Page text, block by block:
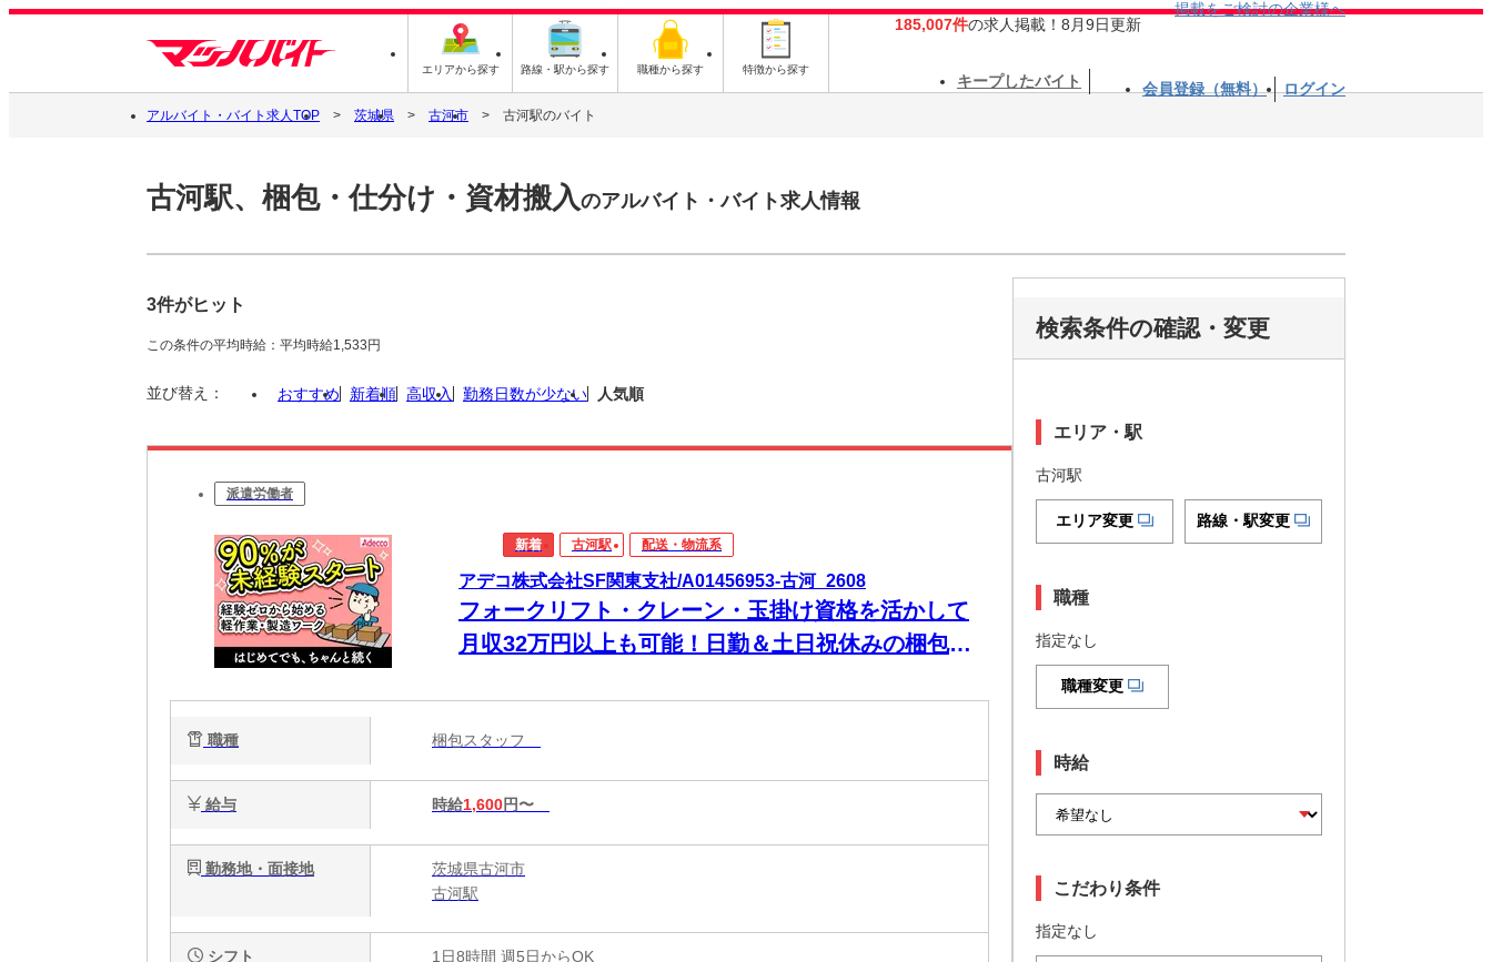
エリアから探す 路線・駅から探す 職種から探す 特徴から探す
185,007件の求人掲載！8月9日更新
掲載をご検討の企業様へ
キープしたバイト 会員登録（無料） ログイン
アルバイト・バイト求人TOP 茨城県 古河市 古河駅のバイト
古河駅、梱包・仕分け・資材搬入のアルバイト・バイト求人情報
3件がヒット
この条件の平均時給：平均時給1,533円
並び替え： おすすめ 新着順 高収入 勤務日数が少ない 人気順
派遣労働者
新着 古河駅 配送・物流系
アデコ株式会社SF関東支社/A01456953-古河_2608
フォークリフト・クレーン・玉掛け資格を活かして
月収32万円以上も可能！日勤＆土日祝休みの梱包・
職種 梱包スタッフ
給与 時給1,600円〜
勤務地・面接地
茨城県古河市
古河駅
シフト 1日8時間 週5日からOK
検索条件の確認・変更
エリア・駅
古河駅
エリア変更 路線・駅変更
職種
指定なし
職種変更
時給
こだわり条件
指定なし